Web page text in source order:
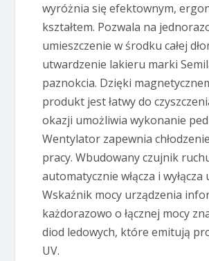
wyróżnia się efektownym,
kształtem. Pozwala na
umieszczenie w środku całej
utwardzenie lakieru marki
paznokcia. Dzięki
produkt jest łatwy do
okazji umożliwia wykonanie
Wentylator zapewnia
pracy. Wbudowany czujnik
automatycznie włącza i wyłącza
Wskaźnik mocy urządzenia
każdorazowo o łącznej mocy
diod ledowych, które emitują
UV.